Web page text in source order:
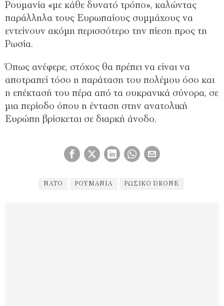
Ρουμανία «με κάθε δυνατό τρόπο», καλώντας
παράλληλα τους Ευρωπαίους συμμάχους να
εντείνουν ακόμη περισσότερο την πίεση προς τη
Ρωσία.
Όπως ανέφερε, στόχος θα πρέπει να είναι να
αποτραπεί τόσο η παράταση του πολέμου όσο και
η επέκτασή του πέρα από τα ουκρανικά σύνορα, σε
μια περίοδο όπου η ένταση στην ανατολική
Ευρώπη βρίσκεται σε διαρκή άνοδο.
ΝΑΤΟ ΡΟΥΜΑΝΙΑ ΡΩΣΙΚΌ DRONE